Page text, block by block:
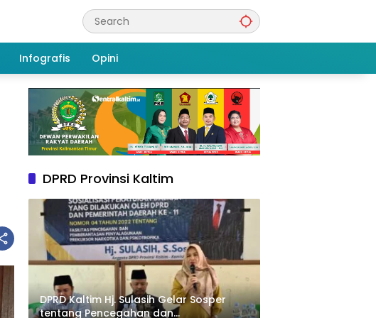
Infografis Opini
DPRD Provinsi Kaltim
DPRD Kaltim Hj. Sulasih Gelar Sosper
tentang Pencegahan dan